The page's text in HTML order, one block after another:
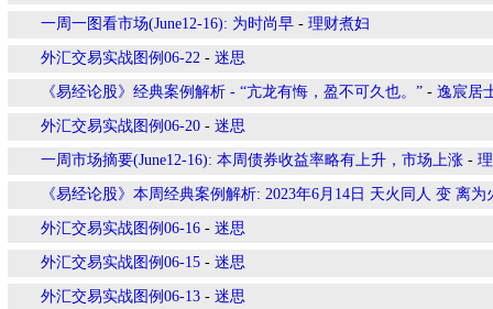
一周一图看市场(June12-16): 为时尚早 - 理财煮妇
外汇交易实战图例06-22 - 迷思
《易经论股》经典案例解析 - “亢龙有悔，盈不可久也。” - 逸宸居
外汇交易实战图例06-20 - 迷思
一周市场摘要(June12-16): 本周债券收益率略有上升，市场上涨 -
《易经论股》本周经典案例解析: 2023年6月14日 天火同人 变 离
外汇交易实战图例06-16 - 迷思
外汇交易实战图例06-15 - 迷思
外汇交易实战图例06-13 - 迷思